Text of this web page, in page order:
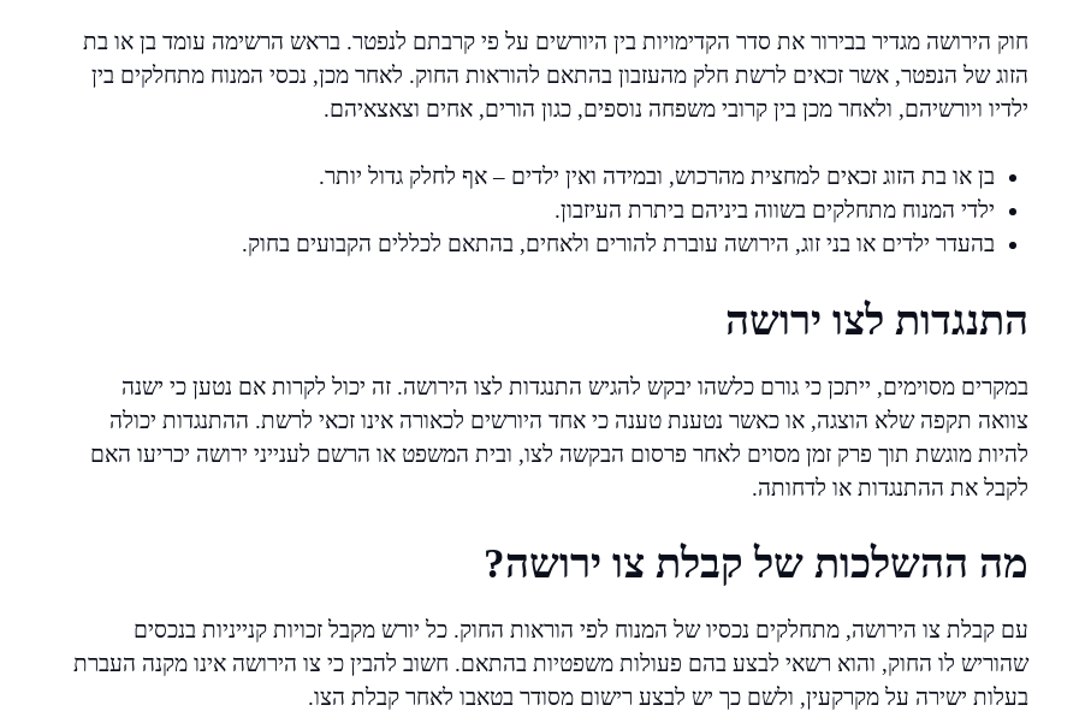
חוק הירושה מגדיר בבירור את סדר הקדימויות בין היורשים על פי קרבתם לנפטר. בראש הרשימה עומד בן או בת
הזוג של הנפטר, אשר זכאים לרשת חלק מהעזבון בהתאם להוראות החוק. לאחר מכן, נכסי המנוח מתחלקים בין
ילדיו ויורשיהם, ולאחר מכן בין קרובי משפחה נוספים, כגון הורים, אחים וצאצאיהם.
בן או בת הזוג זכאים למחצית מהרכוש, ובמידה ואין ילדים – אף לחלק גדול יותר.
ילדי המנוח מתחלקים בשווה ביניהם ביתרת העיזבון.
בהעדר ילדים או בני זוג, הירושה עוברת להורים ולאחים, בהתאם לכללים הקבועים בחוק.
התנגדות לצו ירושה
במקרים מסוימים, ייתכן כי גורם כלשהו יבקש להגיש התנגדות לצו הירושה. זה יכול לקרות אם נטען כי ישנה
צוואה תקפה שלא הוצגה, או כאשר נטענת טענה כי אחד היורשים לכאורה אינו זכאי לרשת. ההתנגדות יכולה
להיות מוגשת תוך פרק זמן מסוים לאחר פרסום הבקשה לצו, ובית המשפט או הרשם לענייני ירושה יכריעו האם
לקבל את ההתנגדות או לדחותה.
מה ההשלכות של קבלת צו ירושה?
עם קבלת צו הירושה, מתחלקים נכסיו של המנוח לפי הוראות החוק. כל יורש מקבל זכויות קנייניות בנכסים
שהוריש לו החוק, והוא רשאי לבצע בהם פעולות משפטיות בהתאם. חשוב להבין כי צו הירושה אינו מקנה העברת
בעלות ישירה על מקרקעין, ולשם כך יש לבצע רישום מסודר בטאבו לאחר קבלת הצו.